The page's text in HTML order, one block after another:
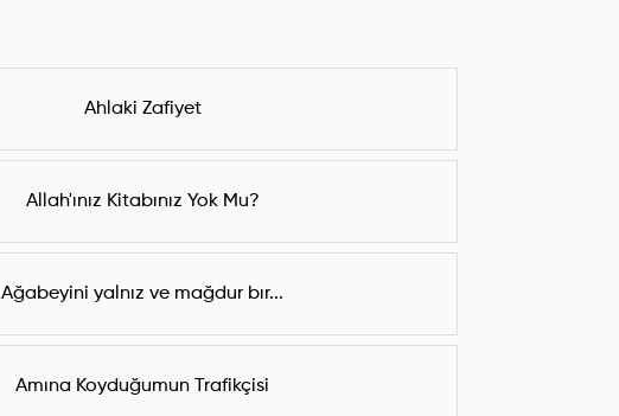
Ahlaki Zafiyet
Allah'ınız Kitabınız Yok Mu?
Ağabeyini yalnız ve mağdur bır...
Amına Koyduğumun Trafikçisi